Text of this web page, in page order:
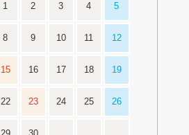
1 2 3 4 5
8 9 10 11 12
15 16 17 18 19
22 23 24 25 26